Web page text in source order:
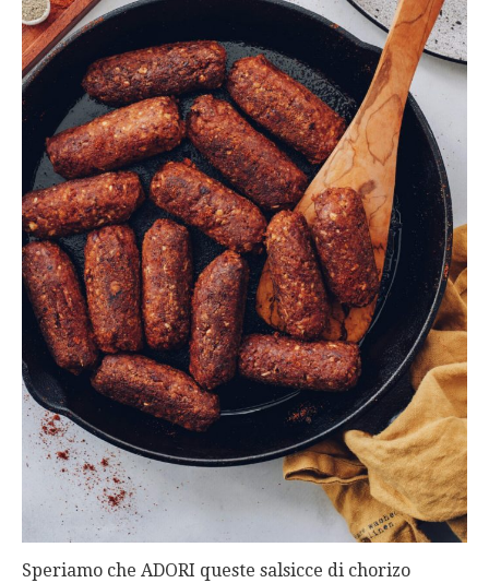
Speriamo che ADORI queste salsicce di chorizo